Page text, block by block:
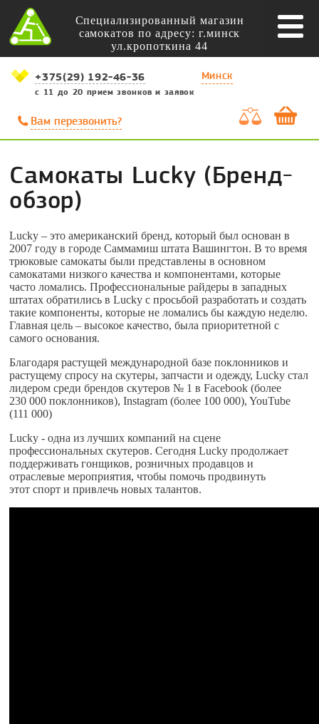
Специализированный магазин
самокатов по адресу: г.минск
ул.кропоткина 44
+375(29) 192-46-36
с 11 до 20 прием звонков и заявок
Минск
Вам перезвонить?
Самокаты Lucky (Бренд-
обзор)
Lucky – это американский бренд, который был основан в
2007 году в городе Саммамиш штата Вашингтон. В то время
трюковые самокаты были представлены в основном
самокатами низкого качества и компонентами, которые
часто ломались. Профессиональные райдеры в западных
штатах обратились в Lucky с просьбой разработать и создать
такие компоненты, которые не ломались бы каждую неделю.
Главная цель – высокое качество, была приоритетной с
самого основания.
Благодаря растущей международной базе поклонников и
растущему спросу на скутеры, запчасти и одежду, Lucky стал
лидером среди брендов скутеров № 1 в Facebook (более
230 000 поклонников), Instagram (более 100 000), YouTube
(111 000)
Lucky - одна из лучших компаний на сцене
профессиональных скутеров. Сегодня Lucky продолжает
поддерживать гонщиков, розничных продавцов и
отраслевые мероприятия, чтобы помочь продвинуть
этот спорт и привлечь новых талантов.